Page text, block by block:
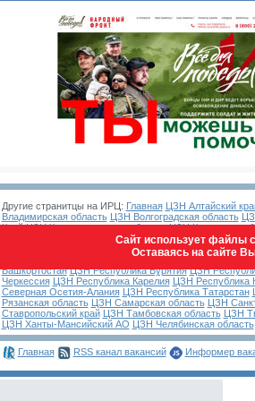
Сайт использует файлы
Оставаясь на сайте
Другие странитцы на ИРЦ: Главная ЦЗН Алтайский
Владимирская область ЦЗН Волгоградская область
Край ЦЗН Калининградская область ЦЗН Калужская
ЦЗН Курганская область ЦЗН
ЦЗН Ненецкий АО ЦЗН
ЦЗН Орловская область ЦЗН Пензенская
Башкортостан ЦЗН Республика Бурятия ЦЗН
Черкессия ЦЗН Республика Карелия ЦЗН
Северная Осетия-Алания ЦЗН Республика Татарстан
Рязанская область ЦЗН Самарская область ЦЗН
Ставропольский край ЦЗН Тамбовская область ЦЗН
ЦЗН Ханты-Мансийский АО ЦЗН Челябинская область
Главная RSS канал вакансий Информер